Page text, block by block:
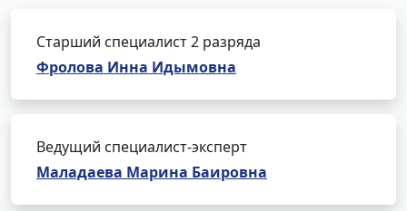
Старший специалист 2 разряда
Фролова Инна Идымовна
Ведущий специалист-эксперт
Маладаева Марина Баировна